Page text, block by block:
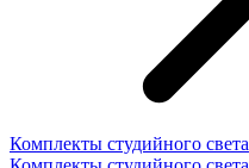
Комплекты студийного света